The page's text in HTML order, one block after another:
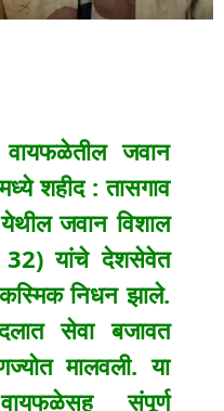
जवान
शहीद : तासगाव
जवान विशाल
32) यांचे देशसेवेत
निधन झाले.
सेवा बजावत
मालवली. या
संपूर्ण